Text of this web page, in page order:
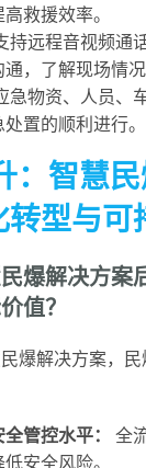
救援效率。
持远程音视频通
，了解现场情况
急物资、人员、
置的顺利进行。
：智慧
型与可
爆解决方案
值？
爆解决方案，
管控水平：
全
安全风险。